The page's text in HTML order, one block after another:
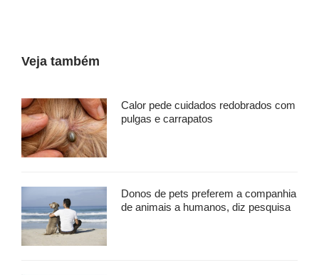
Veja também
Calor pede cuidados redobrados com
pulgas e carrapatos
Donos de pets preferem a companhia
de animais a humanos, diz pesquisa